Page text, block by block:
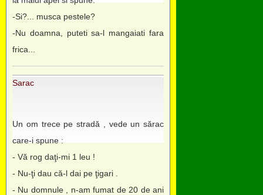
-Si?... musca pestele?
-Nu doamna, puteti sa-l mangaiati fara
frica...
Sarac
Un om trece pe stradă , vede un sărac
care-i spune :
- Vă rog daţi-mi 1 leu !
- Nu-ţi dau că-l dai pe ţigari .
- Nu domnule , n-am fumat de 20 de ani